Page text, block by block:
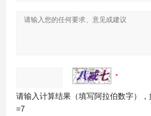
请输入计算结果（填写阿拉伯数字），
=7